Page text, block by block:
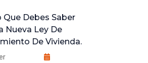
Que Debes Saber
Nueva Ley De
De Vivienda.